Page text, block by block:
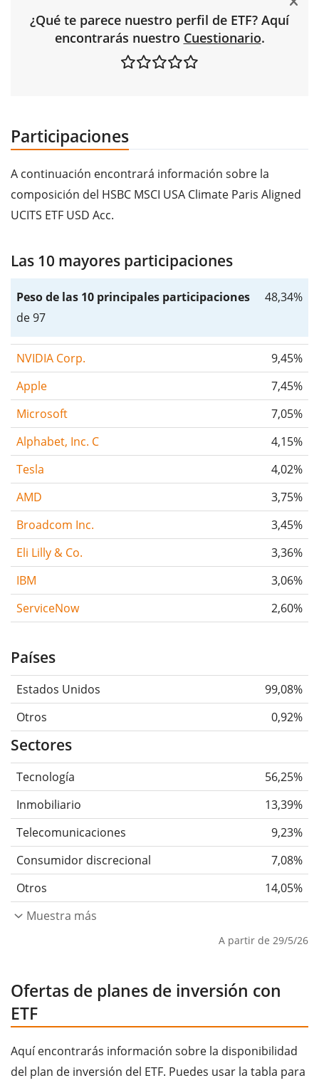
¿Qué te parece nuestro perfil de ETF? Aquí
encontrarás nuestro Cuestionario.
Participaciones
A continuación encontrará información sobre la
composición del HSBC MSCI USA Climate Paris Aligned
UCITS ETF USD Acc.
Las 10 mayores participaciones
Peso de las 10 principales participaciones
de 97
48,34%
NVIDIA Corp.
9,45%
Apple
7,45%
Microsoft
7,05%
Alphabet, Inc. C
4,15%
Tesla
4,02%
AMD
3,75%
Broadcom Inc.
3,45%
Eli Lilly & Co.
3,36%
IBM
3,06%
ServiceNow
2,60%
Países
Estados Unidos
99,08%
Otros
0,92%
Sectores
Tecnología
56,25%
Inmobiliario
13,39%
Telecomunicaciones
9,23%
Consumidor discrecional
7,08%
Otros
14,05%
Muestra más
A partir de 29/5/26
Ofertas de planes de inversión con
ETF
Aquí encontrarás información sobre la disponibilidad
del plan de inversión del ETF. Puedes usar la tabla para